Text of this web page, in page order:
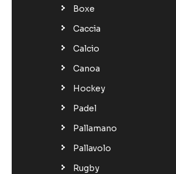
Boxe
Caccia
Calcio
Canoa
Hockey
Padel
Pallamano
Pallavolo
Rugby